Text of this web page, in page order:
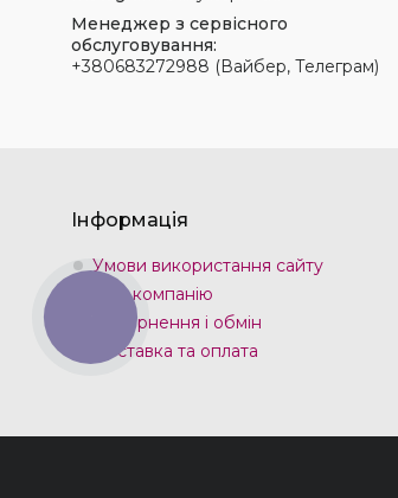
Менеджер з сервісного
обслуговування
+380683272988 (Вайбер, Телеграм)
Інформація
Умови використання сайту
Про компанію
Повернення і обмін
Доставка та оплата